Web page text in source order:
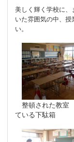
美しく輝く学校に
いた雰囲気の中、
い。
整頓され
ている下駄箱